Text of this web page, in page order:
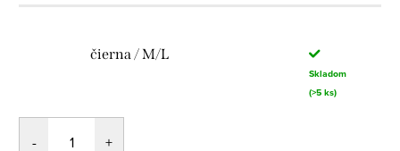
čierna / M/L
Skladom
(>5 ks)